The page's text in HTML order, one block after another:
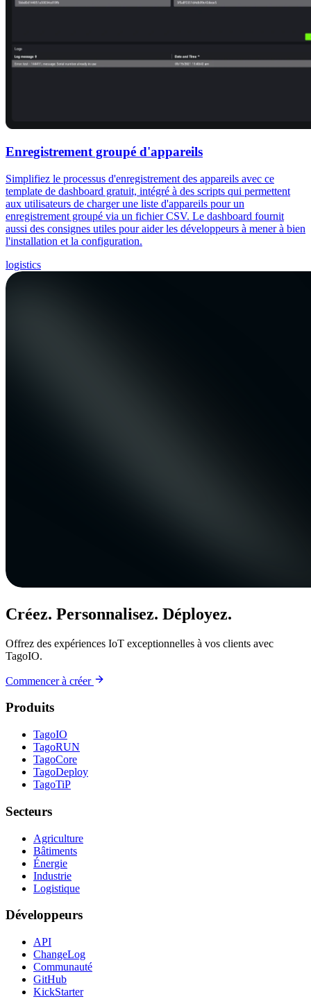
Enregistrement groupé d'appareils
Simplifiez le processus d'enregistrement des appareils avec ce
template de dashboard gratuit, intégré à des scripts qui permettent
aux utilisateurs de charger une liste d'appareils pour un
enregistrement groupé via un fichier CSV. Le dashboard fournit
aussi des consignes utiles pour aider les développeurs à mener à bien
l'installation et la configuration.
logistics
Créez. Personnalisez. Déployez.
Offrez des expériences IoT exceptionnelles à vos clients avec
TagoIO.
Commencer à créer
Produits
TagoIO
TagoRUN
TagoCore
TagoDeploy
TagoTiP
Secteurs
Agriculture
Bâtiments
Énergie
Industrie
Logistique
Développeurs
API
ChangeLog
Communauté
GitHub
KickStarter